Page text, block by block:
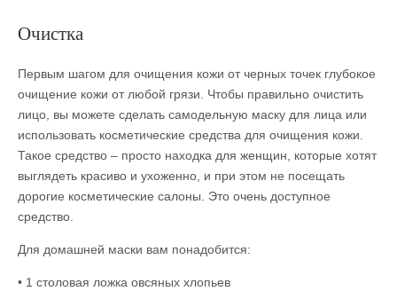
Очистка
Первым шагом для очищения кожи от черных точек глубокое
очищение кожи от любой грязи. Чтобы правильно очистить
лицо, вы можете сделать самодельную маску для лица или
использовать косметические средства для очищения кожи.
Такое средство – просто находка для женщин, которые хотят
выглядеть красиво и ухоженно, и при этом не посещать
дорогие косметические салоны. Это очень доступное
средство.
Для домашней маски вам понадобится:
• 1 столовая ложка овсяных хлопьев